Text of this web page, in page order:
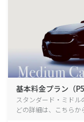
基本料金プラン（P5
スタンダード・ミド
どの詳細は、こちらか